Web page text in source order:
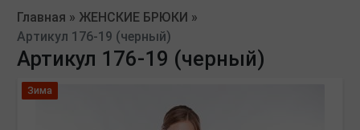
Главная » ЖЕНСКИЕ БРЮКИ »
Артикул 176-19 (черный)
Артикул 176-19 (черный)
Зима